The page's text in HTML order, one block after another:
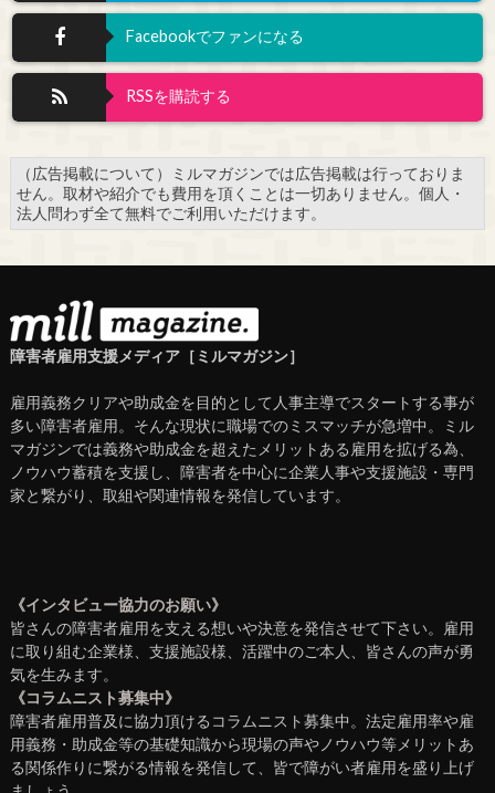
Facebookでファンになる
RSSを購読する
（広告掲載について）ミルマガジンでは広告掲載は行っておりま
せん。取材や紹介でも費用を頂くことは一切ありません。個人・
法人問わず全て無料でご利用いただけます。
障害者雇用支援メディア［ミルマガジン］
雇用義務クリアや助成金を目的として人事主導でスタートする事が
多い障害者雇用。そんな現状に職場でのミスマッチが急増中。ミル
マガジンでは義務や助成金を超えたメリットある雇用を拡げる為、
ノウハウ蓄積を支援し、障害者を中心に企業人事や支援施設・専門
家と繋がり、取組や関連情報を発信しています。
《インタビュー協力のお願い》
皆さんの障害者雇用を支える想いや決意を発信させて下さい。雇用
に取り組む企業様、支援施設様、活躍中のご本人、皆さんの声が勇
気を生みます。
《コラムニスト募集中》
障害者雇用普及に協力頂けるコラムニスト募集中。法定雇用率や雇
用義務・助成金等の基礎知識から現場の声やノウハウ等メリットあ
る関係作りに繋がる情報を発信して、皆で障がい者雇用を盛り上げ